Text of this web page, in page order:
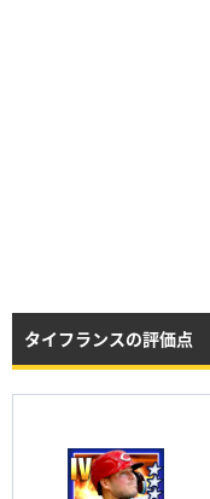
タイフランスの評価点